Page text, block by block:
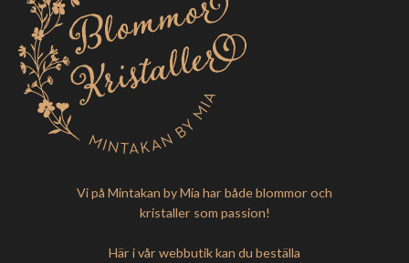
Vi på Mintakan by Mia har både blommor och
kristaller som passion!
Här i vår webbutik kan du beställa